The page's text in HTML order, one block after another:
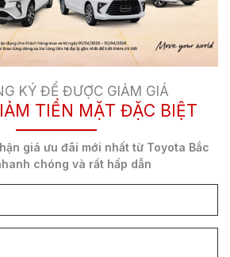
dáng: Suv
ưu
đãi
hotline
Kiểu
dáng: Suv
ưu
hotline
thuộc vào khu vực và các chi phí phát
phí biển số, phí đăng kiểm, phí đường
KÝ ĐỂ ĐƯỢC GIẢM GIÁ
TIỀN MẶT ĐẶC BIỆT
giá ưu đãi mới nhấttừ Toyota Bắc
chóng và rất hấp dẫn